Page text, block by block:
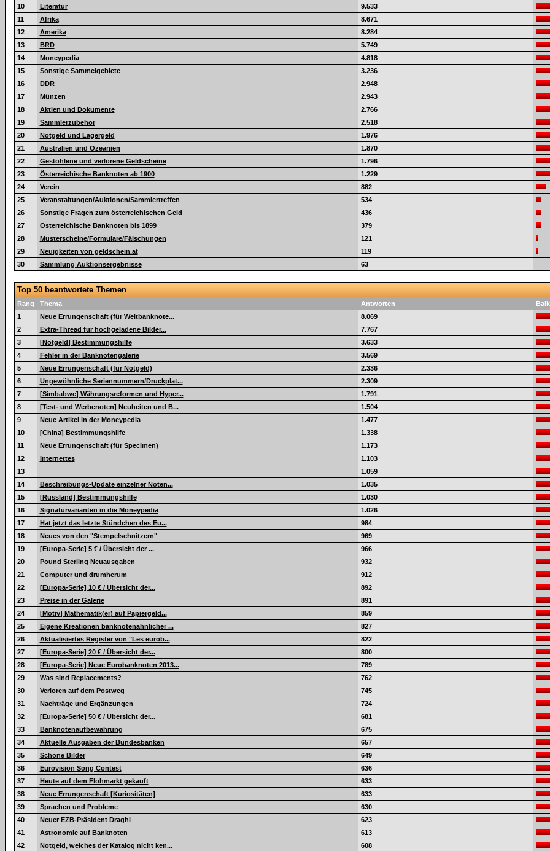
10
Literatur
9.533
11
Afrika
8.671
12
Amerika
8.284
13
BRD
5.749
14
Moneypedia
4.818
15
Sonstige Sammelgebiete
3.236
16
DDR
2.948
17
Münzen
2.943
18
Aktien und Dokumente
2.766
19
Sammlerzubehör
2.518
20
Notgeld und Lagergeld
1.976
21
Australien und Ozeanien
1.870
22
Gestohlene und verlorene Geldscheine
1.796
23
Österreichische Banknoten ab 1900
1.229
24
Verein
882
25
Veranstaltungen/Auktionen/Sammlertreffen
534
26
Sonstige Fragen zum österreichischen Geld
436
27
Österreichische Banknoten bis 1899
379
28
Musterscheine/Formulare/Fälschungen
121
29
Neuigkeiten von geldschein.at
119
30
Sammlung Auktionsergebnisse 63
Top 50 beantwortete Themen
Rang Thema Antworten
1
Neue Errungenschaft (für Weltbanknote...
8.069
2
Extra-Thread für hochgeladene Bilder...
7.767
3
[Notgeld] Bestimmungshilfe
3.633
4
Fehler in der Banknotengalerie
3.569
5
Neue Errungenschaft (für Notgeld)
2.336
6
Ungewöhnliche Seriennummern/Druckplat...
2.309
7
[Simbabwe] Währungsreformen und Hyper...
1.791
8
[Test- und Werbenoten] Neuheiten und B...
1.504
9
Neue Artikel in der Moneypedia
1.477
10
[China] Bestimmungshilfe
1.338
11
Neue Errungenschaft (für Specimen)
1.173
12
Internettes
1.103
13
1.059
14
Beschreibungs-Update einzelner Noten...
1.035
15
[Russland] Bestimmungshilfe
1.030
16
Signaturvarianten in die Moneypedia
1.026
17
Hat jetzt das letzte Stündchen des Eu...
984
18
Neues von den "Stempelschnitzern"
969
19
[Europa-Serie] 5 € / Übersicht der ...
966
20
Pound Sterling Neuausgaben
932
21
Computer und drumherum
912
22
[Europa-Serie] 10 € / Übersicht der...
892
23
Preise in der Galerie
891
24
[Motiv] Mathematik(er) auf Papiergeld...
859
25
Eigene Kreationen banknotenähnlicher ...
827
26
Aktualisiertes Register von "Les eurob...
822
27
[Europa-Serie] 20 € / Übersicht der...
800
28
[Europa-Serie] Neue Eurobanknoten 2013...
789
29
Was sind Replacements?
762
30
Verloren auf dem Postweg
745
31
Nachträge und Ergänzungen
724
32
[Europa-Serie] 50 € / Übersicht der...
681
33
Banknotenaufbewahrung
675
34
Aktuelle Ausgaben der Bundesbanken
657
35
Schöne Bilder
649
36
Eurovision Song Contest
636
37
Heute auf dem Flohmarkt gekauft
633
38
Neue Errungenschaft [Kuriositäten]
633
39
Sprachen und Probleme
630
40
Neuer EZB-Präsident Draghi
623
41
Astronomie auf Banknoten
613
42
Notgeld, welches der Katalog nicht ken...
608